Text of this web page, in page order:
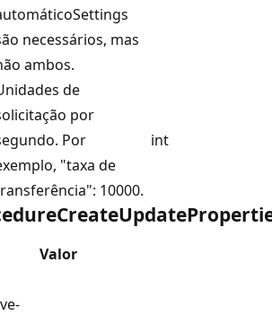
necessários, mas
ambos.
de
por
Por
"taxa de
10000.
int
Valor